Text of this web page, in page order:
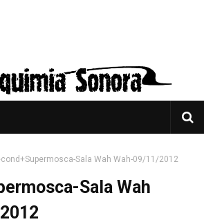
Sala Wah Wah-09/11/2012
Sala Wah